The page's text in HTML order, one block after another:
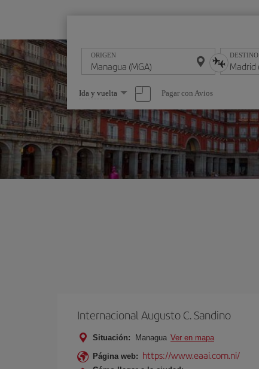
ORIGEN DESTINO
Seleccione
una
opción
Ida y vuelta Pagar con Avios
Internacional Augusto C. Sandino
Situación: Managua Ver en mapa
Página web: https://www.eaai.com.ni/